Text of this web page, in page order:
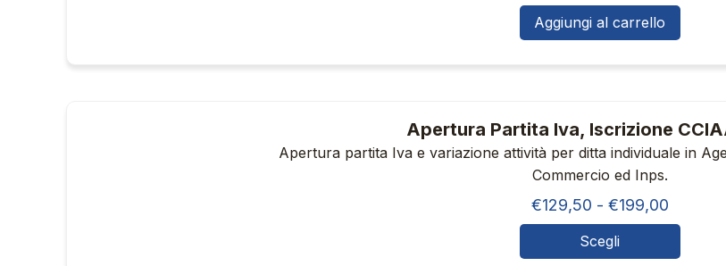
possono
essere
pagina
del
Aggiungi al carrello
Apertura Partita Iva, Iscrizione
Apertura partita Iva e variazione attività per ditta individuale in
Commercio ed Inps.
€129,50 - €199,00Fascia
di
prezzo:
Scegli
Questo